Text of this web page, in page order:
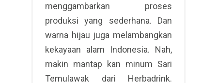
menggambarkan proses
produksi yang sederhana. Dan
warna hijau juga melambangkan
kekayaan alam Indonesia. Nah,
makin mantap kan minum Sari
Temulawak dari Herbadrink.